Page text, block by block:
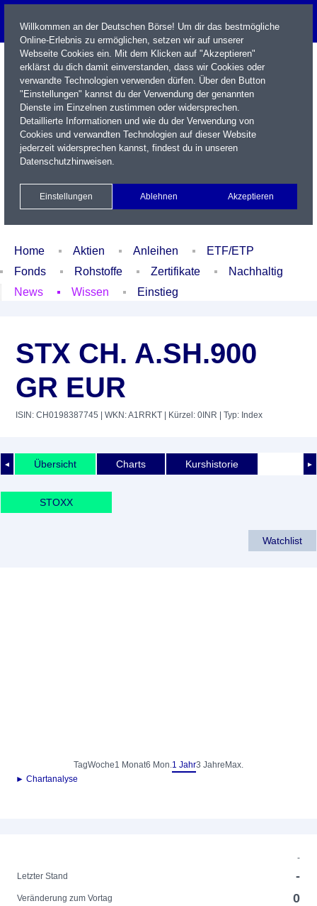
Name / WKN / ISIN / Kürzel
Xetra Realtime
Watchlist Portfolio Login
Home Aktien Anleihen
ETF/ETP
Fonds
Rohstoffe Zertifikate
Nachhaltig
News
Wissen Einstieg
STX CH. A.SH.900
GR EUR
ISIN: CH0198387745 | WKN: A1RRKT | Kürzel: 0INR | Typ: Index
◄ ►
Übersicht Charts Kurshistorie
STOXX
Watchlist
TagWoche1 Monat6 Mon.1 Jahr3 Jahre Max.
► Chartanalyse
-
Letzter Stand
-
Veränderung zum Vortag 0
Willkommen an der Deutschen Börse! Um dir das bestmögliche
Online-Erlebnis zu ermöglichen, setzen wir auf unserer
Webseite Cookies ein. Mit dem Klicken auf "Akzeptieren"
erklärst du dich damit einverstanden, dass wir Cookies oder
verwandte Technologien verwenden dürfen. Über den Button
"Einstellungen" kannst du der Verwendung der genannten
Dienste im Einzelnen zustimmen oder widersprechen.
Detaillierte Informationen und wie du der Verwendung von
Cookies und verwandten Technologien auf dieser Website
jederzeit widersprechen kannst, findest du in unseren
Datenschutzhinweisen.
Einstellungen Ablehnen Akzeptieren